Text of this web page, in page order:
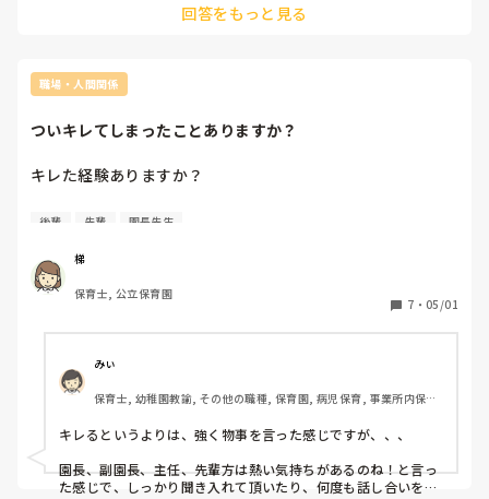
みてはいかがでしょう？ 回答をもっと見る
職場・人間関係
ついキレてしまったことありますか？
キレた経験ありますか？
対「園長」「先輩」「後輩」問いません。
じっくり話し合い…というより、
キレてしまった方の経験談をお聞きしたいです。
そのときの相手の反応は？
その後の相手との関係性は？
退職せずに続いてますか？
などなど後日談も交えてお聞きしたいです。
後輩 先輩 園長先生
梯
保育士, 公立保育園
7 ・ 05/01
みぃ
保育士, 幼稚園教諭, その他の職種, 保育園, 病児保育, 事業所内保育,
キレるというよりは、強く物事を言った感じですが、、、
園長、副園長、主任、先輩方は熱い気持ちがあるのね！と言っ
た感じで、しっかり聞き入れて頂いたり、何度も話し合いを重